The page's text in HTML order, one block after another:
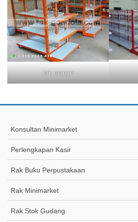
rak orange
Konsultan Minimarket
Perlengkapan Kasir
Rak Buku Perpustakaan
Rak Minimarket
Rak Stok Gudang